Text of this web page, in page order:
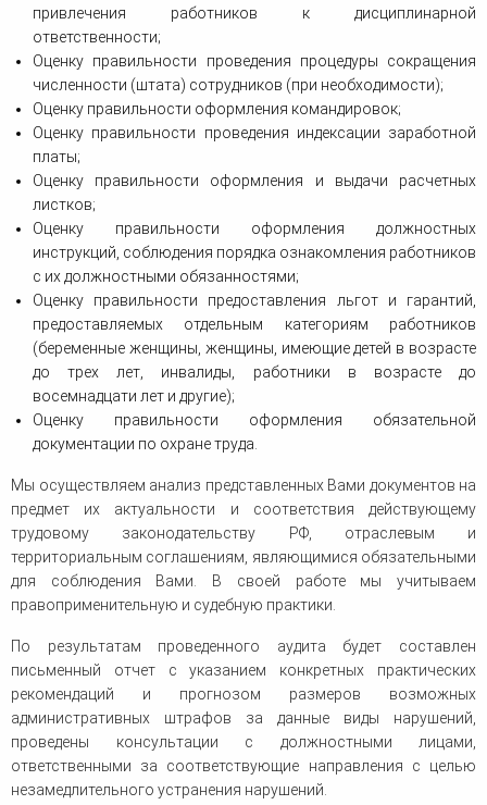
привлечения работников к дисциплинарной
ответственности;
Оценку правильности проведения процедуры сокращения
численности (штата) сотрудников (при необходимости);
Оценку правильности оформления командировок;
Оценку правильности проведения индексации заработной
платы;
Оценку правильности оформления и выдачи расчетных
листков;
Оценку правильности оформления должностных
инструкций, соблюдения порядка ознакомления работников
с их должностными обязанностями;
Оценку правильности предоставления льгот и гарантий,
предоставляемых отдельным категориям работников
(беременные женщины, женщины, имеющие детей в возрасте
до трех лет, инвалиды, работники в возрасте до
восемнадцати лет и другие);
Оценку правильности оформления обязательной
документации по охране труда.
Мы осуществляем анализ представленных Вами документов на
предмет их актуальности и соответствия действующему
трудовому законодательству РФ, отраслевым и
территориальным соглашениям, являющимися обязательными
для соблюдения Вами. В своей работе мы учитываем
правоприменительную и судебную практики.
По результатам проведенного аудита будет составлен
письменный отчет с указанием конкретных практических
рекомендаций и прогнозом размеров возможных
административных штрафов за данные виды нарушений,
проведены консультации с должностными лицами,
ответственными за соответствующие направления с целью
незамедлительного устранения нарушений.